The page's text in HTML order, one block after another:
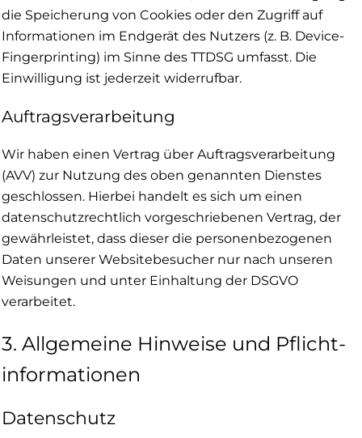
die Speicherung von Cookies oder den Zugriff auf
Informationen im Endgerät des Nutzers (z. B. Device-
Fingerprinting) im Sinne des TTDSG umfasst. Die
Einwilligung ist jederzeit widerrufbar.
Auftragsverarbeitung
Wir haben einen Vertrag über Auftragsverarbeitung
(AVV) zur Nutzung des oben genannten Dienstes
geschlossen. Hierbei handelt es sich um einen
datenschutzrechtlich vorgeschriebenen Vertrag, der
gewährleistet, dass dieser die personenbezogenen
Daten unserer Websitebesucher nur nach unseren
Weisungen und unter Einhaltung der DSGVO
verarbeitet.
3. Allgemeine Hinweise und Pflicht­
informationen
Datenschutz